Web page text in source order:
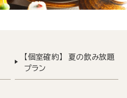
【個室確約】 夏の飲み放題
プラン